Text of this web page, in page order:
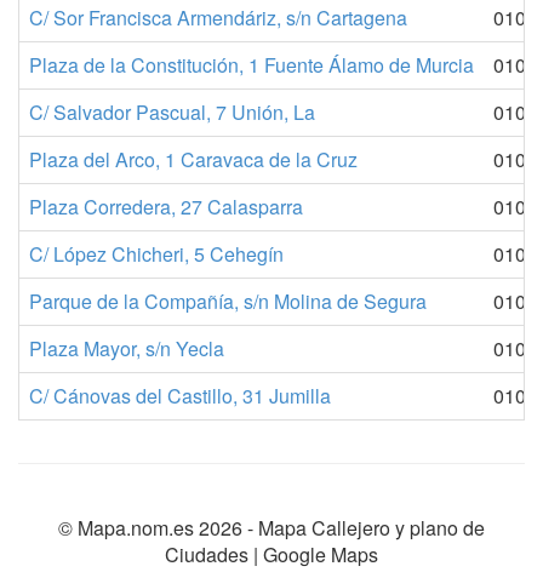
C/ Sor Francisca Armendáriz, s/n Cartagena
010
Plaza de la Constitución, 1 Fuente Álamo de Murcia
010
C/ Salvador Pascual, 7 Unión, La
010
Plaza del Arco, 1 Caravaca de la Cruz
010
Plaza Corredera, 27 Calasparra
010
C/ López Chicheri, 5 Cehegín
010
Parque de la Compañía, s/n Molina de Segura
010
Plaza Mayor, s/n Yecla
010
C/ Cánovas del Castillo, 31 Jumilla
010
© Mapa.nom.es 2026 - Mapa Callejero y plano de
Ciudades | Google Maps